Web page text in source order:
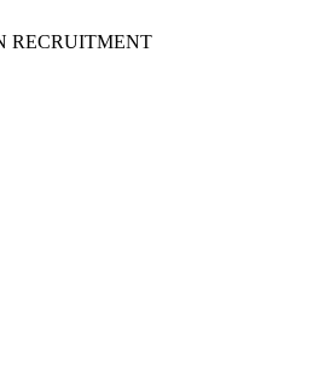
RECRUITMENT